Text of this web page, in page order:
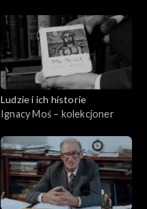
Ludzie i ich historie
Ignacy Moś – kolekcjoner